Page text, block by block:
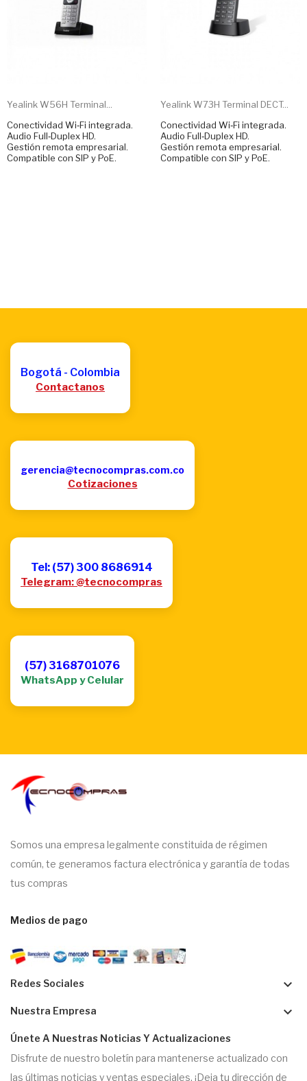
Yealink W56H Terminal...
Conectividad Wi‑Fi integrada.
Audio Full‑Duplex HD.
Gestión remota empresarial.
Compatible con SIP y PoE.
Yealink W73H Terminal DECT...
Conectividad Wi‑Fi integrada.
Audio Full‑Duplex HD.
Gestión remota empresarial.
Compatible con SIP y PoE.
Bogotá - Colombia
Contactanos
gerencia@tecnocompras.com.co
Cotizaciones
Tel: (57) 300 8686914
Telegram: @tecnocompras
(57) 3168701076
WhatsApp y Celular
Somos una empresa legalmente constituida de régimen
común, te generamos factura electrónica y garantía de todas
tus compras
Medios de pago
Redes Sociales keyboard_arrow_down
Nuestra Empresa keyboard_arrow_down
Únete A Nuestras Noticias Y Actualizaciones
Disfrute de nuestro boletín para mantenerse actualizado con
las últimas noticias y ventas especiales. ¡Deja tu dirección de